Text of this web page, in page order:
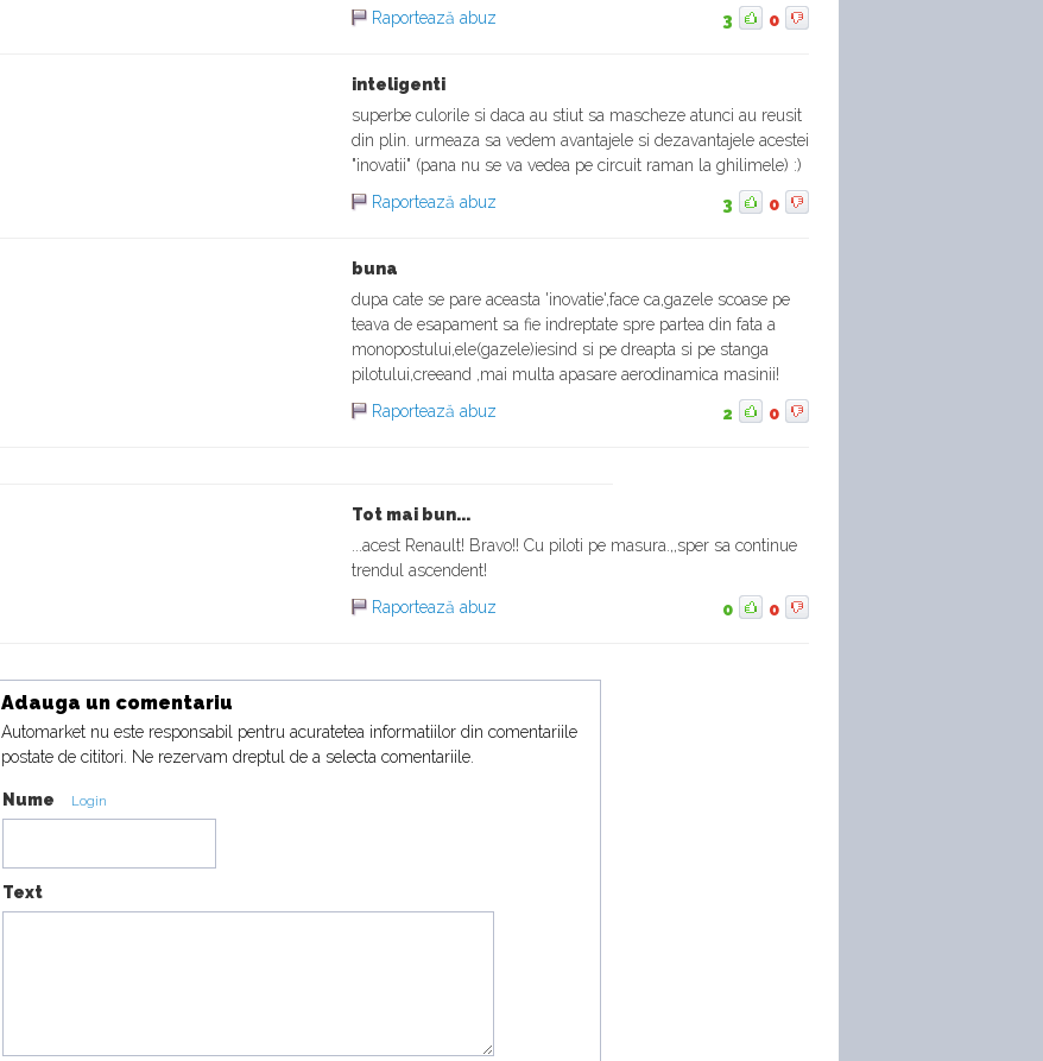
Raportează abuz
3 0
inteligenti
superbe culorile si daca au stiut sa mascheze atunci au reusit
din plin. urmeaza sa vedem avantajele si dezavantajele acestei
"inovatii" (pana nu se va vedea pe circuit raman la ghilimele) :)
Raportează abuz
3 0
buna
dupa cate se pare aceasta 'inovatie',face ca,gazele scoase pe
teava de esapament sa fie indreptate spre partea din fata a
monopostului,ele(gazele)iesind si pe dreapta si pe stanga
pilotului,creeand ,mai multa apasare aerodinamica masinii!
Raportează abuz
2 0
Tot mai bun...
...acest Renault! Bravo!! Cu piloti pe masura.,,sper sa continue
trendul ascendent!
Raportează abuz
0 0
Adauga un comentariu
Automarket nu este responsabil pentru acuratetea informatiilor din comentariile
postate de cititori. Ne rezervam dreptul de a selecta comentariile.
Nume Login
Text